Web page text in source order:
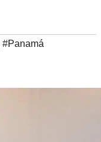
#Panamá